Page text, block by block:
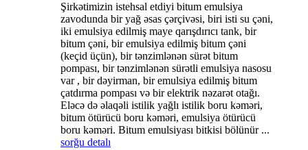
Şirkətimizin istehsal etdiyi bitum emulsiya
zavodunda bir yağ əsas çərçivəsi, biri isti su çəni,
iki emulsiya edilmiş maye qarışdırıcı tank, bir
bitum çəni, bir emulsiya edilmiş bitum çəni
(keçid üçün), bir tənzimlənən sürət bitum
pompası, bir tənzimlənən sürətli emulsiya nasosu
var , bir dəyirman, bir emulsiya edilmiş bitum
çatdırma pompası və bir elektrik nəzarət otağı.
Eləcə də əlaqəli istilik yağlı istilik boru kəməri,
bitum ötürücü boru kəməri, emulsiya ötürücü
boru kəməri. Bitum emulsiyası bitkisi bölünür ...
sorğu detalı